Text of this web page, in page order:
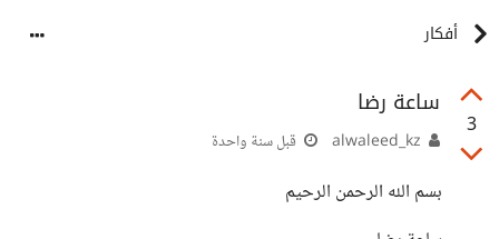
أفكار
3
ساعة رضا
قبل سنة واحدة
بسم الله الرحمن الرحيم